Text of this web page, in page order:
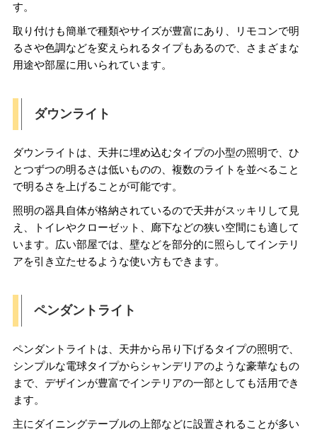
す。
取り付けも簡単で種類やサイズが豊富にあり、リモコンで明
るさや色調などを変えられるタイプもあるので、さまざまな
用途や部屋に用いられています。
ダウンライト
ダウンライトは、天井に埋め込むタイプの小型の照明で、ひ
とつずつの明るさは低いものの、複数のライトを並べること
で明るさを上げることが可能です。
照明の器具自体が格納されているので天井がスッキリして見
え、トイレやクローゼット、廊下などの狭い空間にも適して
います。広い部屋では、壁などを部分的に照らしてインテリ
アを引き立たせるような使い方もできます。
ペンダントライト
ペンダントライトは、天井から吊り下げるタイプの照明で、
シンプルな電球タイプからシャンデリアのような豪華なもの
まで、デザインが豊富でインテリアの一部としても活用でき
ます。
主にダイニングテーブルの上部などに設置されることが多い